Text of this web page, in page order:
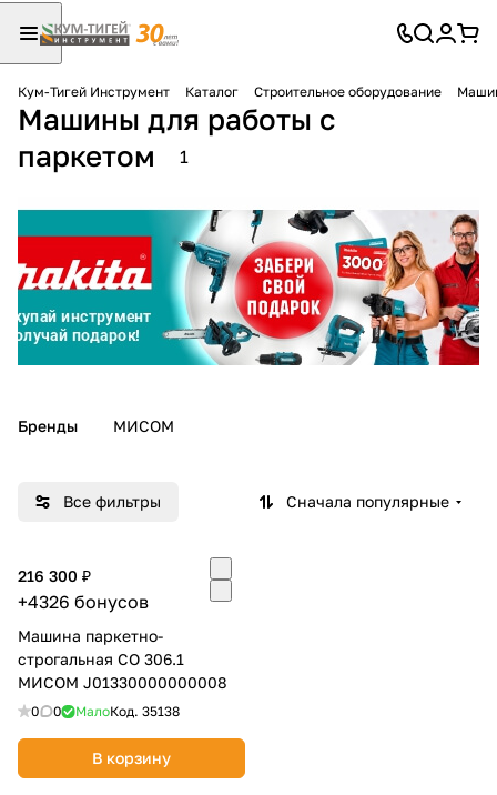
Кум-Тигей Инструмент Каталог Строительное оборудование
Машины для работы с
паркетом
1
Бренды МИСОМ
Все фильтры Сначала популярные
216 300 ₽
+4326 бонусов
Машина паркетно-
строгальная СО 306.1
МИСОМ J01330000000008
0 0 МалоКод. 35138
В корзину
Для клиентов всех банков
Разбейте
оплатуна части
без переплат
График платежей
25%
Оплачивайте сегодня только
25% картой любого банка
выбранный способом